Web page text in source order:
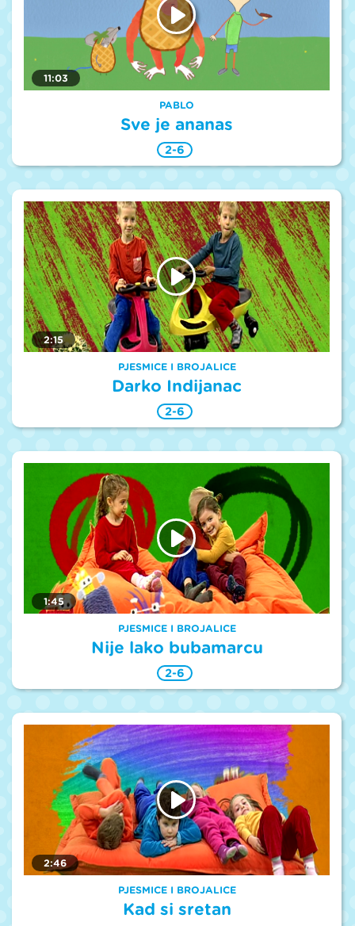
11:03
PABLO
Sve je ananas
2-6
2:15
PJESMICE I BROJALICE
Darko Indijanac
2-6
1:45
PJESMICE I BROJALICE
Nije lako bubamarcu
2-6
2:46
PJESMICE I BROJALICE
Kad si sretan